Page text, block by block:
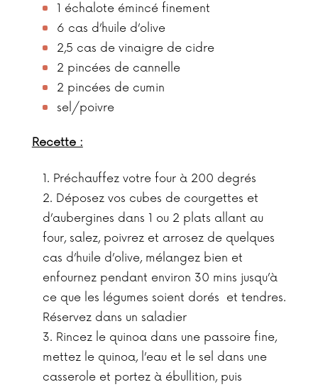
1 échalote émincé finement
6 cas d’huile d’olive
2,5 cas de vinaigre de cidre
2 pincées de cannelle
2 pincées de cumin
sel/poivre
Recette :
Préchauffez votre four à 200 degrés
Déposez vos cubes de courgettes et
d’aubergines dans 1 ou 2 plats allant au
four, salez, poivrez et arrosez de quelques
cas d’huile d’olive, mélangez bien et
enfournez pendant environ 30 mins jusqu’à
ce que les légumes soient dorés et tendres.
Réservez dans un saladier
Rincez le quinoa dans une passoire fine,
mettez le quinoa, l’eau et le sel dans une
casserole et portez à ébullition, puis